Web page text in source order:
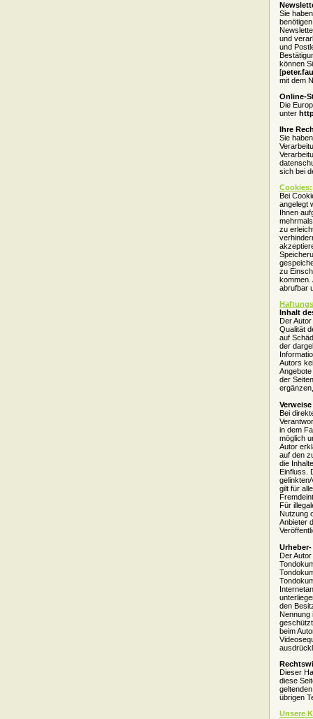
Sie
und
und
können
[
mit dem
Online-
Die
unter
Ihre
Sie
sich bei
Cookies:
Bei
angelegt
Ihnen
zu
zu
kommen.
abrufbar
Inhalt
Der
Qualität
auf
der
Autors
der
Bei
in dem
möglich
Autor
auf den
die
Einfluss.
gilt für
Für
Nutzung
Anbieter
Der
den
Nennung
beim
Dieser
diese
übrigen
Unsere